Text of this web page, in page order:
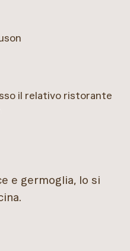
il relativo ristorante
e germoglia, lo si